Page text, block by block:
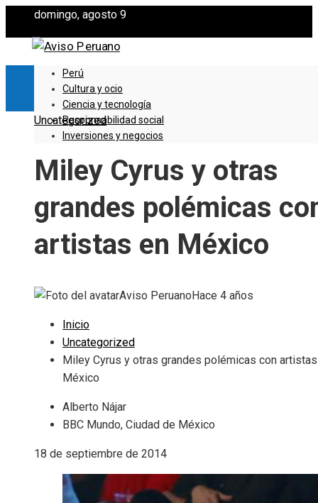
domingo, agosto 9
Perú
Cultura y ocio
Ciencia y tecnología
Responsabilidad social
Inversiones y negocios
Uncategorized
Miley Cyrus y otras
grandes polémicas
artistas en México
Aviso Peruano Hace 4 años
Inicio
Uncategorized
Miley Cyrus y otras grandes polémicas con
México
Alberto Nájar
BBC Mundo, Ciudad de México
18 de septiembre de 2014